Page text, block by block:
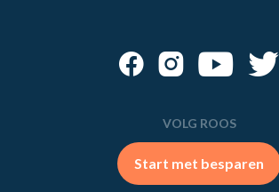
VOLG ROOS
Start met besparen